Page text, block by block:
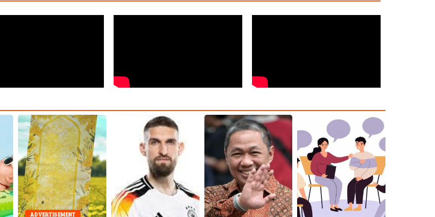
ADVERTISEMENT